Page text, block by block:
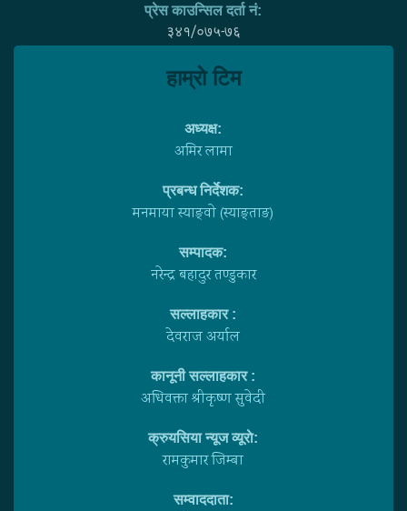
प्रेस काउन्सिल दर्ता नं:
३४१/०७५-७६
हाम्राे टिम
अध्यक्ष:
अमिर लामा
प्रबन्ध निर्देशक:
मनमाया स्याङ्वाे (स्याङ्ताङ)
सम्पादक:
नरेन्द्र बहादुर तण्डुकार
सल्लाहकार :
देवराज अर्याल
कानूनी सल्लाहकार :
अधिवक्ता श्रीकृष्ण सुवेदी
क्रुयसिया न्यूज व्यूराे:
रामकुमार जिम्बा
सम्वाददाता: